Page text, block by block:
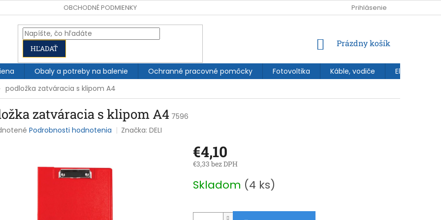
OBCHODNÉ PODMIENKY Prihlásenie
HĽADAŤ
NÁKUPNÝ
Prázdny košík
Obaly a potreby na balenie Ochranné pracovné pomôcky Fotovoltika Káble, vodiče
podložka zatváracia s klipom A4
zatváracia s klipom A4 7596
Podrobnosti hodnotenia Značka:DELI
€4,10
€3,33 bez DPH
cena:
Skladom (4 ks)